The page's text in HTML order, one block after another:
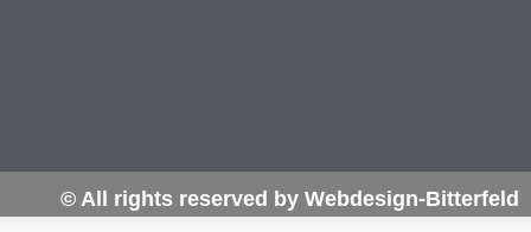
© All rights reserved by Webdesign-Bitterfeld